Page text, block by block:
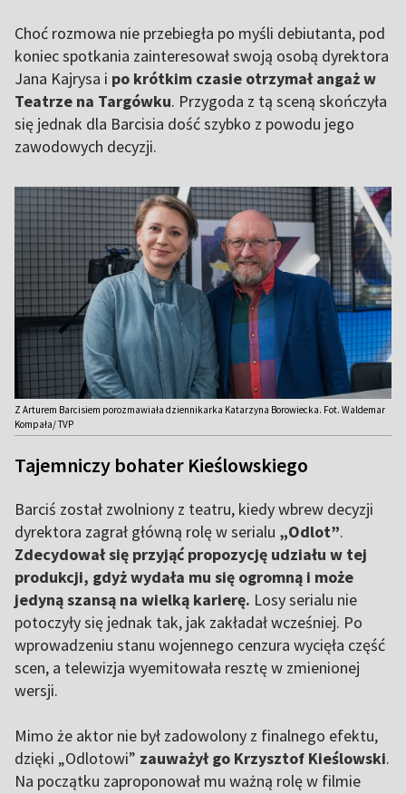
Choć rozmowa nie przebiegła po myśli debiutanta, pod
koniec spotkania zainteresował swoją osobą dyrektora
Jana Kajrysa i po krótkim czasie otrzymał angaż w
Teatrze na Targówku. Przygoda z tą sceną skończyła
się jednak dla Barcisia dość szybko z powodu jego
zawodowych decyzji.
Z Arturem Barcisiem porozmawiała dziennikarka Katarzyna Borowiecka. Fot. Waldemar
Kompała/ TVP
Tajemniczy bohater Kieślowskiego
Barciś został zwolniony z teatru, kiedy wbrew decyzji
dyrektora zagrał główną rolę w serialu „Odlot”.
Zdecydował się przyjąć propozycję udziału w tej
produkcji, gdyż wydała mu się ogromną i może
jedyną szansą na wielką karierę. Losy serialu nie
potoczyły się jednak tak, jak zakładał wcześniej. Po
wprowadzeniu stanu wojennego cenzura wycięła część
scen, a telewizja wyemitowała resztę w zmienionej
wersji.
Mimo że aktor nie był zadowolony z finalnego efektu,
dzięki „Odlotowi” zauważył go Krzysztof Kieślowski.
Na początku zaproponował mu ważną rolę w filmie